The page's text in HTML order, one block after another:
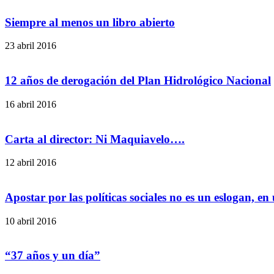
Siempre al menos un libro abierto
23 abril 2016
12 años de derogación del Plan Hidrológico Nacional
16 abril 2016
Carta al director: Ni Maquiavelo….
12 abril 2016
Apostar por las políticas sociales no es un eslogan, en
10 abril 2016
“37 años y un día”